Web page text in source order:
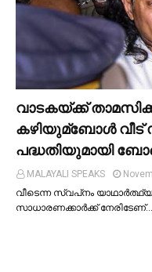
വാടകയ്ക്ക്
കഴിയുമ്ബോള്‍ വീട്
പദ്ധതിയുമായി
MALAYALI SPEAKS
വീടെന്ന സ്വപ്‌നം
സാധാരണക്കാര്‍ക്ക് നേരിടേണ്…